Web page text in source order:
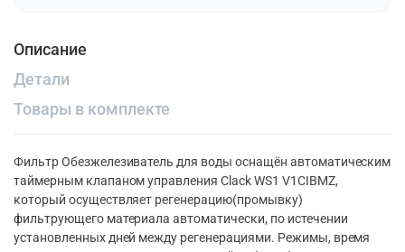
Описание
Детали
Товары в комплекте
Фильтр Обезжелезиватель для воды оснащён автоматическим
таймерным клапаном управления Clack WS1 V1CIBMZ,
который осуществляет регенерацию(промывку)
фильтрующего материала автоматически, по истечении
установленных дней между регенерациями. Режимы, время